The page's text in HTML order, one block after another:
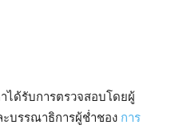
ได้รับการตรวจสอบโดยผู้
บรรณาธิการผู้ช่ำชอง การ